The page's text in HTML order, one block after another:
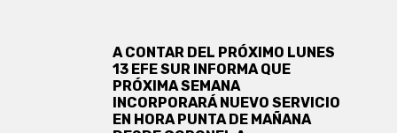
A CONTAR DEL PRÓXIMO LUNES
13 EFE SUR INFORMA QUE
PRÓXIMA SEMANA
INCORPORARÁ NUEVO SERVICIO
EN HORA PUNTA DE MAÑANA